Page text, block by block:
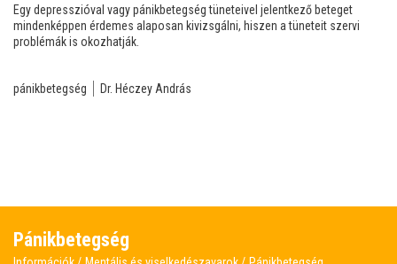
Egy depresszióval vagy pánikbetegség tüneteivel jelentkező beteget
mindenképpen érdemes alaposan kivizsgálni, hiszen a tüneteit szervi
problémák is okozhatják.
pánikbetegség Dr. Héczey András
Pánikbetegség